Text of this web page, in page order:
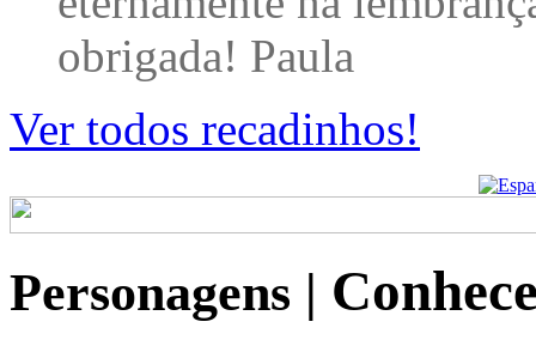
mais. Dulce Auriemo
Castelinho Mágico de
quando eu fui convidada
Agradeço
e rezo por todos... Que